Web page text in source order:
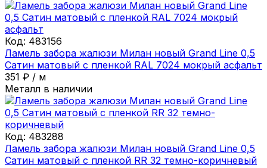
Код: 483156
Ламель забора жалюзи Милан новый Grand Line 0,5
Сатин матовый с пленкой RAL 7024 мокрый асфальт
351 ₽ / м
Металл в наличии
Код: 483288
Ламель забора жалюзи Милан новый Grand Line 0,5
Сатин матовый с пленкой RR 32 темно-коричневый